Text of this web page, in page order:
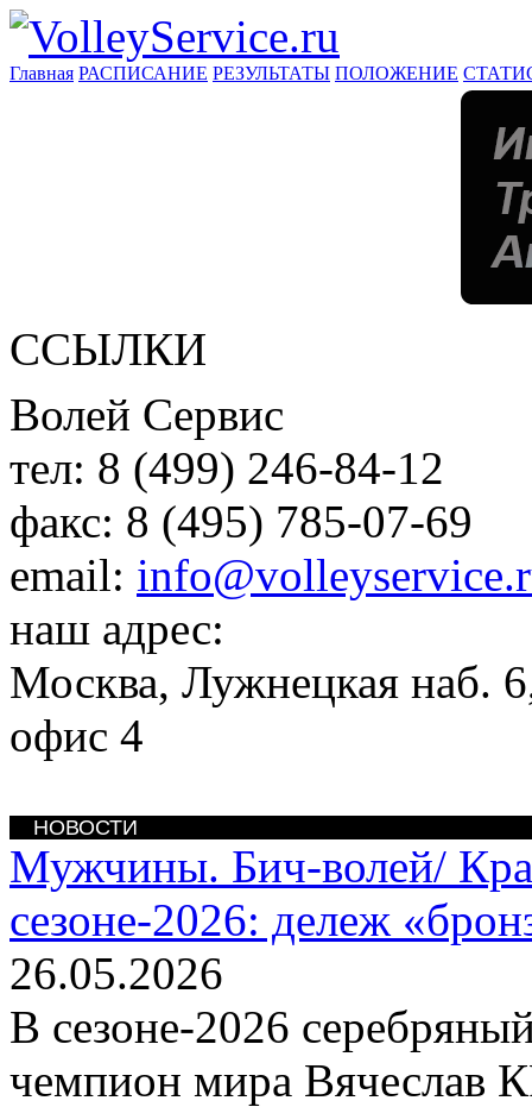
Главная РАСПИСАНИЕ РЕЗУЛЬТАТЫ ПОЛОЖЕНИЕ
ССЫЛКИ
Волей Сервис
тел: 8 (499) 246-84-12
факс: 8 (495) 785-07-69
email:
наш адрес:
Москва, Лужнецкая наб.
офис 4
НОВОСТИ
Мужчины. Бич-волей/
сезоне-2026: дележ
26.05.2026
В сезоне-2026
чемпион мира